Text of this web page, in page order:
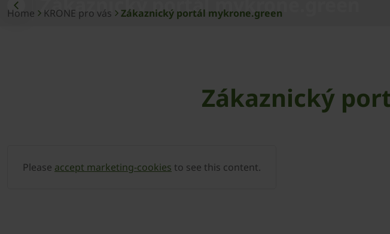
Home KRONE pro vás Zákaznický portál mykrone.green
Zákaznický
Please accept marketing-cookies to see this content.